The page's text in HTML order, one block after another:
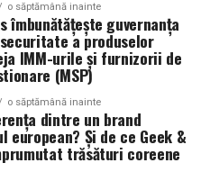
o săptămână inainte
îmbunătățește guvernanța
a produselor
IMM-urile și furnizorii de
(MSP)
o săptămână inainte
dintre un brand
european? Și de ce Geek &
trăsături coreene